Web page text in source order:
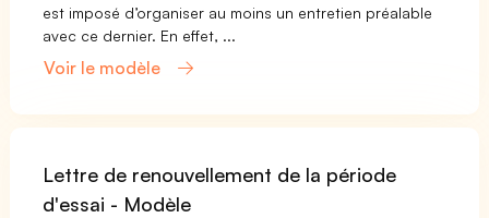
est imposé d’organiser au moins un entretien préalable
avec ce dernier. En effet, ...
Voir le modèle
Lettre de renouvellement de la période
d'essai - Modèle